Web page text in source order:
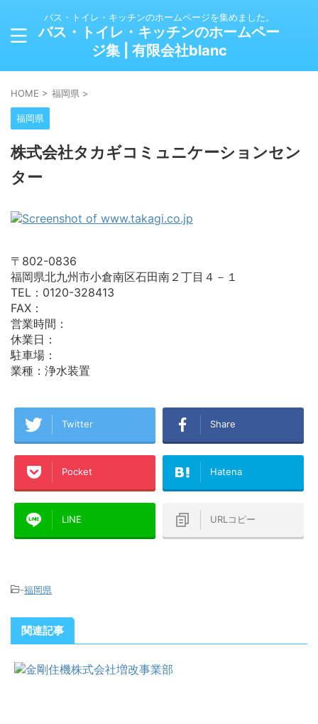
バス・トイレ・キッチンのホームページを集めました。
バス・トイレ・キッチンのホームペー
ジ集 | 有限会社blanc
HOME > 福岡県 >
福岡県
株式会社タカギコミュニケーションセン
ター
〒802-0836
福岡県北九州市小倉南区石田南２丁目４－１
TEL：0120-328413
FAX：
営業時間：
休業日：
駐車場：
業種：浄水装置
Twitter Share
Pocket Hatena
LINE URLコピー
-福岡県
関連記事